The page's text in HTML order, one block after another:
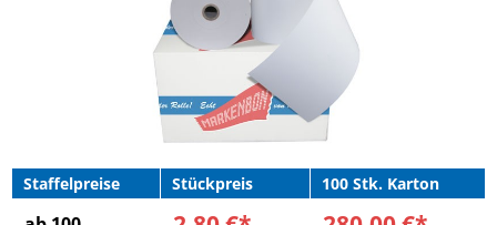
Staffelpreise Stückpreis 100 Stk. Karton